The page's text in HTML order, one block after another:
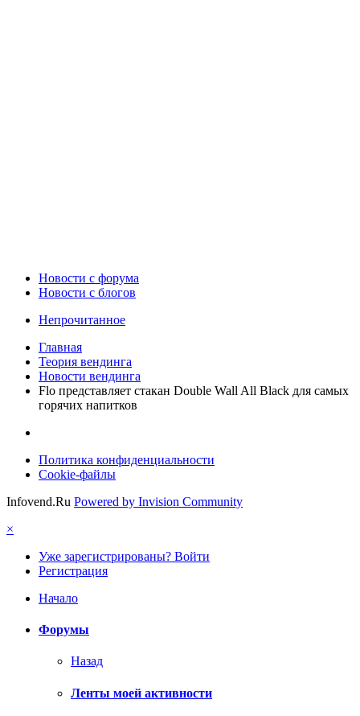
Новости c форума
Новости с блогов
Непрочитанное
Главная
Теория вендинга
Новости вендинга
Flo представляет стакан Double Wall All Black для самых
горячих напитков
Политика конфиденциальности
Cookie-файлы
Infovend.Ru Powered by Invision Community
×
Уже зарегистрированы? Войти
Регистрация
Начало
Форумы
Назад
Ленты моей активности